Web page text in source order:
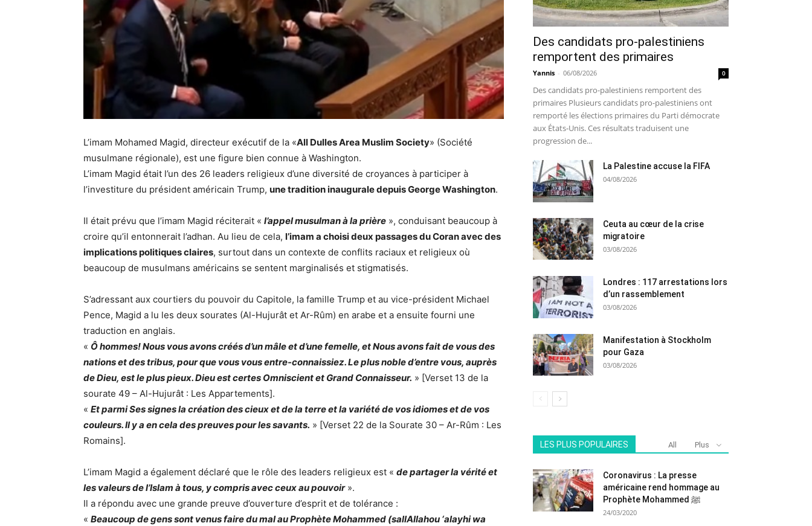
L’imam Mohamed Magid, directeur exécutif de la «All Dulles Area Muslim Society» (Société
musulmane régionale), est une figure bien connue à Washington.
L’imam Magid était l’un des 26 leaders religieux d’une diversité de croyances à participer à
l’investiture du président américain Trump, une tradition inaugurale depuis George Washington.
Il était prévu que l’imam Magid réciterait « l’appel musulman à la prière », conduisant beaucoup à
croire qu’il entonnerait l’adhan. Au lieu de cela, l’imam a choisi deux passages du Coran avec des
implications politiques claires, surtout dans un contexte de conflits raciaux et religieux où
beaucoup de musulmans américains se sentent marginalisés et stigmatisés.
S’adressant aux courtiers du pouvoir du Capitole, la famille Trump et au vice-président Michael
Pence, Magid a lu les deux sourates (Al-Hujurât et Ar-Rûm) en arabe et a ensuite fourni une
traduction en anglais.
« Ô hommes! Nous vous avons créés d’un mâle et d’une femelle, et Nous avons fait de vous des
nations et des tribus, pour que vous vous entre-connaissiez. Le plus noble d’entre vous, auprès
de Dieu, est le plus pieux. Dieu est certes Omniscient et Grand Connaisseur. » [Verset 13 de la
sourate 49 – Al-Hujurât : Les Appartements].
« Et parmi Ses signes la création des cieux et de la terre et la variété de vos idiomes et de vos
couleurs. Il y a en cela des preuves pour les savants. » [Verset 22 de la Sourate 30 – Ar-Rûm : Les
Romains].
L’imam Magid a également déclaré que le rôle des leaders religieux est « de partager la vérité et
les valeurs de l’Islam à tous, y compris avec ceux au pouvoir ».
Il a répondu avec une grande preuve d’ouverture d’esprit et de tolérance :
« Beaucoup de gens sont venus faire du mal au Prophète Mohammed (sallAllahou ‘alayhi wa
Des candidats pro-palestiniens
remportent des primaires
Yannis - 06/08/2026 0
Des candidats pro-palestiniens remportent des
primaires Plusieurs candidats pro-palestiniens ont
remporté les élections primaires du Parti démocrate
aux États-Unis. Ces résultats traduisent une
progression de...
La Palestine accuse la FIFA
04/08/2026
Ceuta au cœur de la crise
migratoire
03/08/2026
Londres : 117 arrestations lors
d’un rassemblement
03/08/2026
Manifestation à Stockholm
pour Gaza
03/08/2026
LES PLUS POPULAIRES All Plus
Coronavirus : La presse
américaine rend hommage au
Prophète Mohammed ﷺ
24/03/2020